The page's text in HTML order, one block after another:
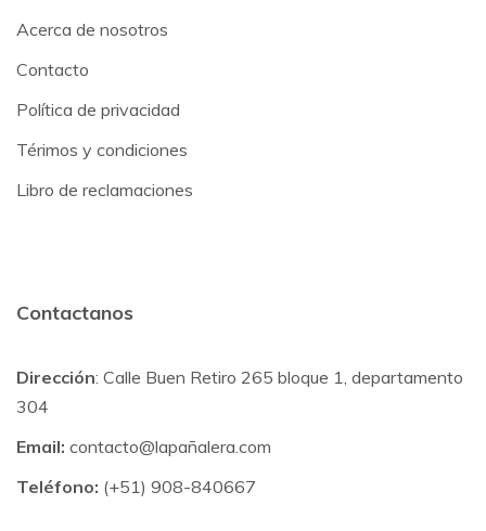
Acerca de nosotros
Contacto
Política de privacidad
Térimos y condiciones
Libro de reclamaciones
Contactanos
Dirección: Calle Buen Retiro 265 bloque 1, departamento
304
Email: contacto@lapañalera.com
Teléfono: (+51) 908-840667